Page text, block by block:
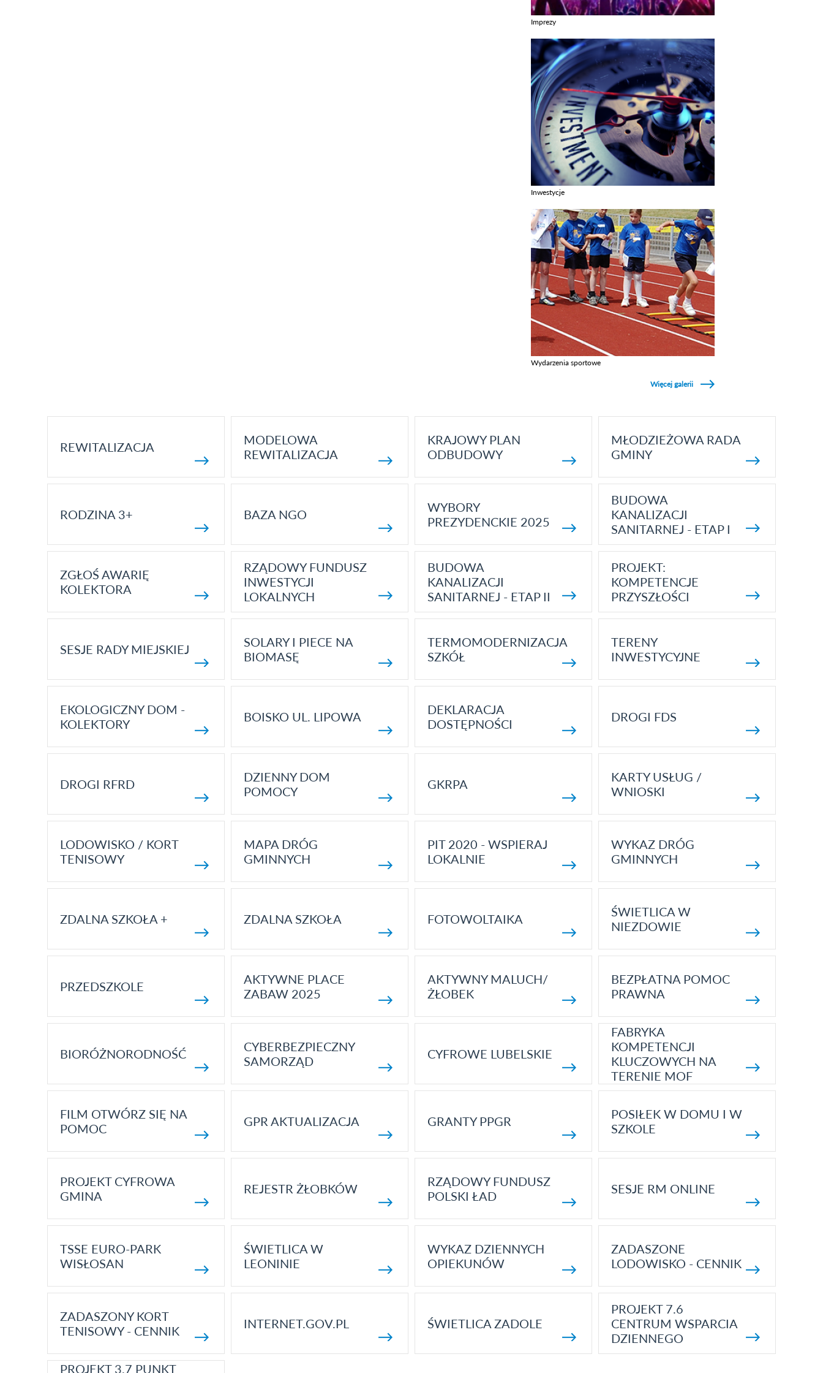
Imprezy
Inwestycje
Wydarzenia sportowe
Więcej galerii
REWITALIZACJA
MODELOWA
REWITALIZACJA
KRAJOWY PLAN
ODBUDOWY
MŁODZIEŻOWA RADA
GMINY
RODZINA 3+ BAZA NGO
WYBORY
PREZYDENCKIE 2025
BUDOWA
KANALIZACJI
SANITARNEJ - ETAP I
ZGŁOŚ AWARIĘ
KOLEKTORA
RZĄDOWY FUNDUSZ
INWESTYCJI
LOKALNYCH
BUDOWA
KANALIZACJI
SANITARNEJ - ETAP II
PROJEKT:
KOMPETENCJE
PRZYSZŁOŚCI
SESJE RADY MIEJSKIEJ
SOLARY I PIECE NA
BIOMASĘ
TERMOMODERNIZACJA
SZKÓŁ
TERENY
INWESTYCYJNE
EKOLOGICZNY DOM -
KOLEKTORY
BOISKO UL. LIPOWA
DEKLARACJA
DOSTĘPNOŚCI
DROGI FDS
DROGI RFRD
DZIENNY DOM
POMOCY
GKRPA
KARTY USŁUG /
WNIOSKI
LODOWISKO / KORT
TENISOWY
MAPA DRÓG
GMINNYCH
PIT 2020 - WSPIERAJ
LOKALNIE
WYKAZ DRÓG
GMINNYCH
ZDALNA SZKOŁA + ZDALNA SZKOŁA FOTOWOLTAIKA
ŚWIETLICA W
NIEZDOWIE
PRZEDSZKOLE
AKTYWNE PLACE
ZABAW 2025
AKTYWNY MALUCH/
ŻŁOBEK
BEZPŁATNA POMOC
PRAWNA
BIORÓŻNORODNOŚĆ
CYBERBEZPIECZNY
SAMORZĄD
CYFROWE LUBELSKIE
FABRYKA
KOMPETENCJI
KLUCZOWYCH NA
TERENIE MOF
FILM OTWÓRZ SIĘ NA
POMOC
GPR AKTUALIZACJA GRANTY PPGR
POSIŁEK W DOMU I W
SZKOLE
PROJEKT CYFROWA
GMINA
REJESTR ŻŁOBKÓW
RZĄDOWY FUNDUSZ
POLSKI ŁAD
SESJE RM ONLINE
TSSE EURO-PARK
WISŁOSAN
ŚWIETLICA W
LEONINIE
WYKAZ DZIENNYCH
OPIEKUNÓW
ZADASZONE
LODOWISKO - CENNIK
ZADASZONY KORT
TENISOWY - CENNIK
INTERNET.GOV.PL ŚWIETLICA ZADOLE
PROJEKT 7.6
CENTRUM WSPARCIA
DZIENNEGO
PROJEKT 3.7 PUNKT